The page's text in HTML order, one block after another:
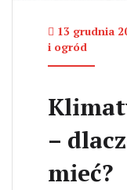
13 grudnia
i ogród
–
mieć?